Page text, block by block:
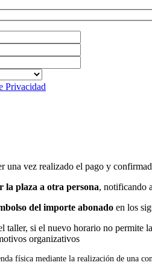
Privacidad
una vez realizado el pago y
la plaza a otra persona, notificando
del importe abonado en los
si el nuevo horario no permite
organizativos
física mediante la realización de una